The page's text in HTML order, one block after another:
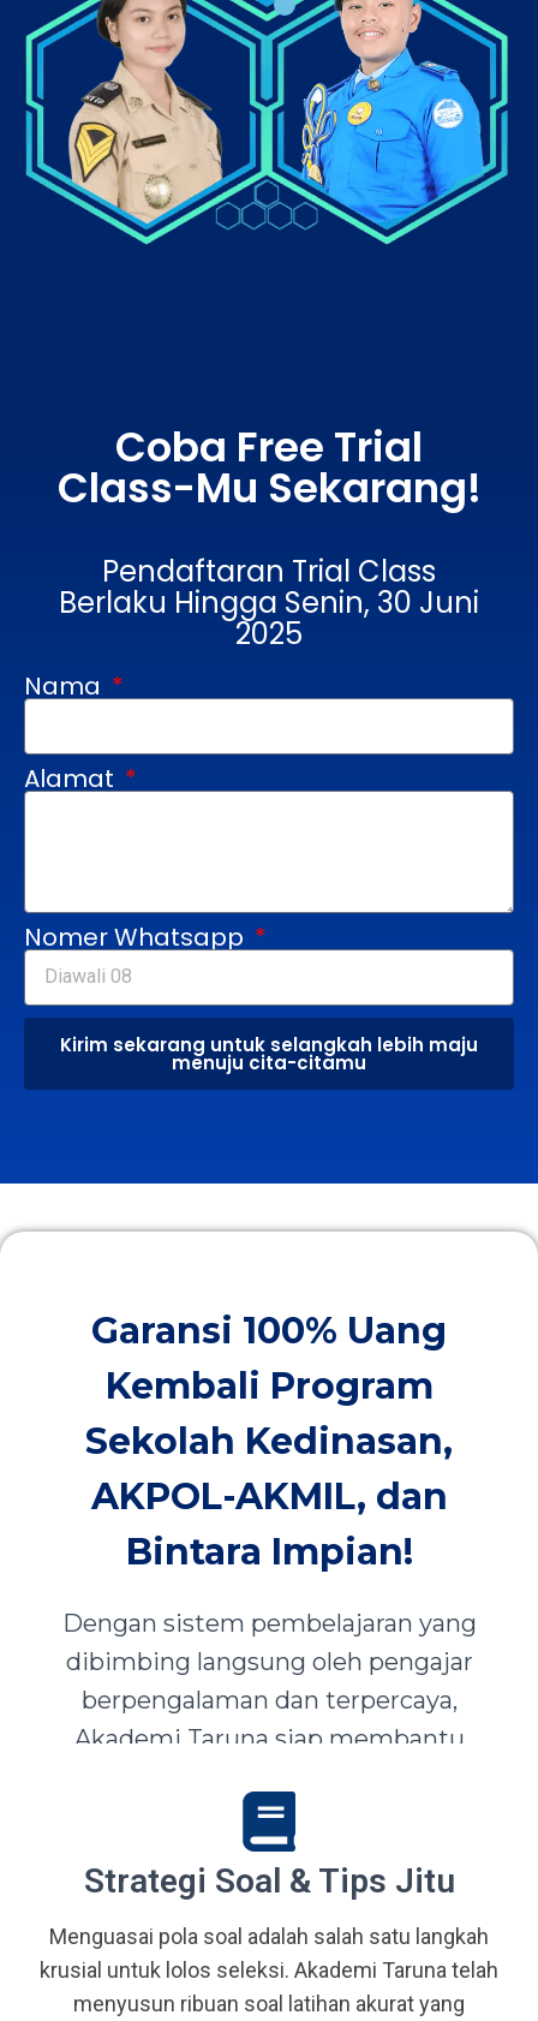
Coba Free Trial
Class-Mu Sekarang!
Pendaftaran Trial Class
Berlaku Hingga Senin, 30 Juni
2025
Nama
Alamat
Nomer Whatsapp
Kirim sekarang untuk selangkah lebih maju
menuju cita-citamu
Garansi 100% Uang
Kembali Program
Sekolah Kedinasan,
AKPOL-AKMIL, dan
Bintara Impian!
Dengan sistem pembelajaran yang
dibimbing langsung oleh pengajar
berpengalaman dan terpercaya,
Akademi Taruna siap membantu
mewujudkan impian menjadi Taruna,
Abdi Negara, serta prajurit terbaik
bangsa.
Strategi Soal & Tips Jitu
Menguasai pola soal adalah salah satu langkah
krusial untuk lolos seleksi. Akademi Taruna telah
menyusun ribuan soal latihan akurat yang